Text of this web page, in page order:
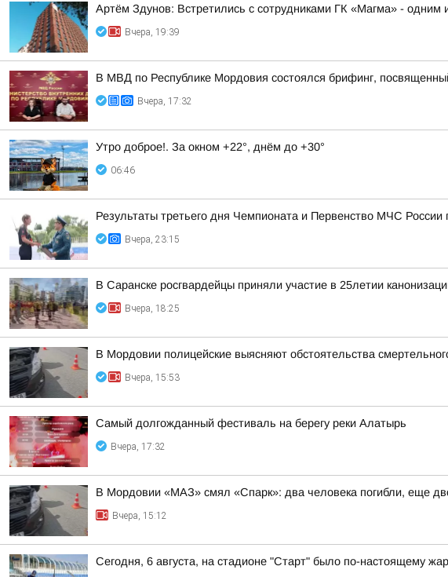
Артём Здунов: Встретились с сотрудниками ГК «Магма» -
Вчера, 19:39
В МВД по Республике Мордовия состоялся брифинг,
Вчера, 17:32
Утро доброе!. За окном +22°, днём до +30°
06:46
Результаты третьего дня Чемпионата и Первенство МЧС
Вчера, 23:15
В Саранске росгвардейцы приняли участие в 25летии
Вчера, 18:25
В Мордовии полицейские выясняют обстоятельства
Вчера, 15:53
Самый долгожданный фестиваль на берегу реки Алатырь
Вчера, 17:32
В Мордовии «МАЗ» смял «Спарк»: два человека погибли, еще
Вчера, 15:12
Сегодня, 6 августа, на стадионе "Старт" было по-настоящему